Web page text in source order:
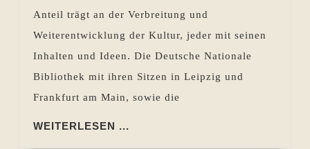
Anteil trägt an der Verbreitung und
Weiterentwicklung der Kultur, jeder mit seinen
Inhalten und Ideen. Die Deutsche Nationale
Bibliothek mit ihren Sitzen in Leipzig und
Frankfurt am Main, sowie die
WEITERLESEN ...